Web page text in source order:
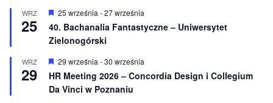
i
o
n
e
WRZ
25
W
r
ó
n
i
o
n
25 września -27 września
40. Bachanalia Fantastyczne – Uniwersytet
Zielonogórski
WRZ
29
W
y
r
ó
29 września -30 września
HR Meeting 2026 – Concordia Design i Collegium
Da Vinci w Poznaniu